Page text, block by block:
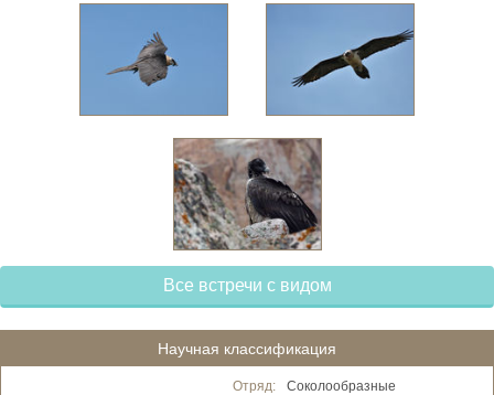
Все встречи с видом
Научная классификация
Отряд:
Соколообразные